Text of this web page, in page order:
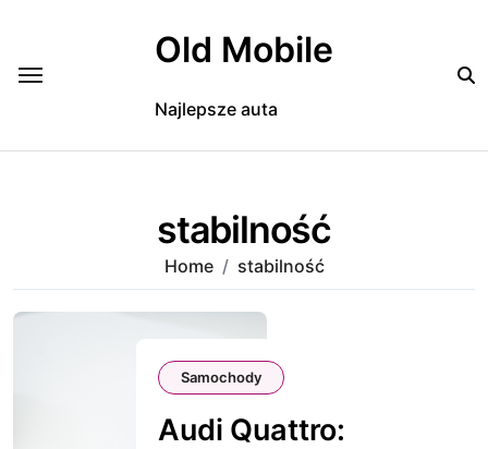
Old Mobile
Najlepsze auta
stabilność
Home stabilność
Samochody
Audi Quattro: